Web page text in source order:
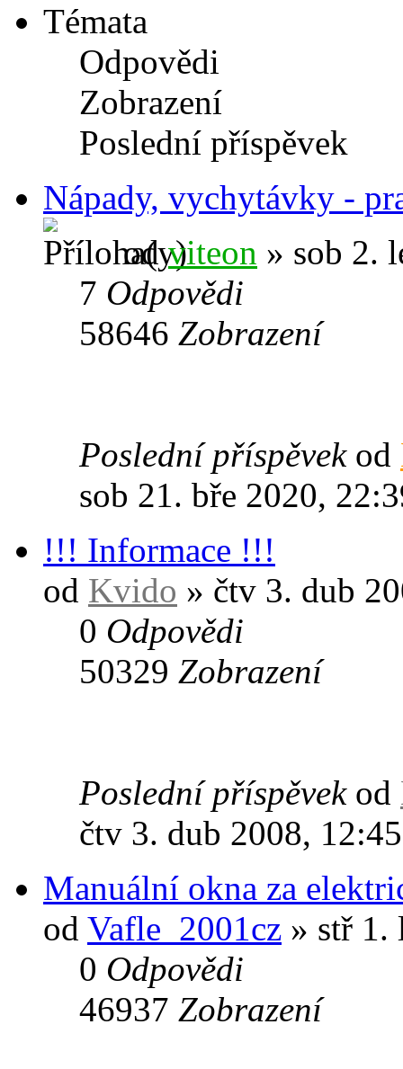
Témata
Odpovědi
Zobrazení
Poslední příspěvek
Nápady, vychytávky -
odviteon » sob 2.
7 Odpovědi
58646 Zobrazení
Poslední příspěvek od
sob 21. bře 2020,
!!! Informace !!!
od Kvido » čtv 3. dub
0 Odpovědi
50329 Zobrazení
Poslední příspěvek od
čtv 3. dub 2008, 12:45
Manuální okna za
od Vafle_2001cz » stř 1.
0 Odpovědi
46937 Zobrazení